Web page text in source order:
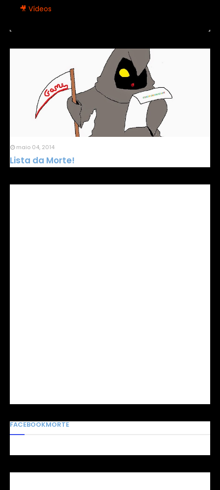
🎥 Vídeos
maio 04, 2014
Lista da Morte!
FACEBOOKMORTE